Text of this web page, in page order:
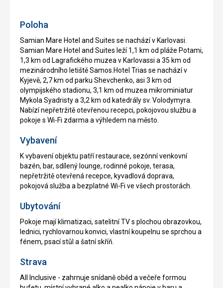
Poloha
Samian Mare Hotel and Suites se nachází v Karlovasi.
Samian Mare Hotel and Suites leží 1,1 km od pláže Potami,
1,3 km od Lagrafického muzea v Karlovassi a 35 km od
mezinárodního letiště Samos.Hotel Trias se nachází v
Kyjevě, 2,7 km od parku Shevchenko, asi 3 km od
olympijského stadionu, 3,1 km od muzea mikrominiatur
Mykola Syadristy a 3,2 km od katedrály sv. Volodymyra.
Nabízí nepřetržitě otevřenou recepci, pokojovou službu a
pokoje s Wi-Fi zdarma a výhledem na město.
Vybavení
K vybavení objektu patří restaurace, sezónní venkovní
bazén, bar, sdílený lounge, rodinné pokoje, terasa,
nepřetržitě otevřená recepce, kyvadlová doprava,
pokojová služba a bezplatné Wi-Fi ve všech prostorách.
Ubytování
Pokoje mají klimatizaci, satelitní TV s plochou obrazovkou,
lednici, rychlovarnou konvici, vlastní koupelnu se sprchou a
fénem, psací stůl a šatní skříň.
Strava
All Inclusive - zahrnuje snídaně oběd a večeře formou